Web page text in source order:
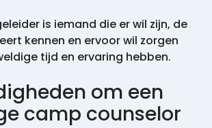
is iemand die er wil zijn, de
kennen en ervoor wil zorgen
tijd en ervaring hebben.
om een
camp counselor